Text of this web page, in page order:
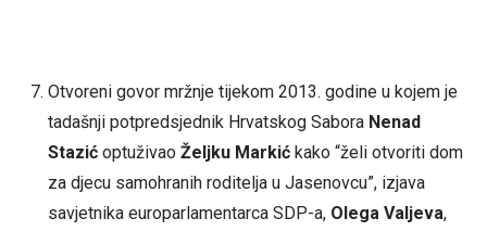
Otvoreni govor mržnje tijekom 2013. godine u kojem je
tadašnji potpredsjednik Hrvatskog Sabora Nenad
Stazićoptuživao Željku Markićkako “želi otvoriti dom
za djecu samohranih roditelja u Jasenovcu”, izjava
savjetnika europarlamentarca SDP-a, Olega Valjeva,